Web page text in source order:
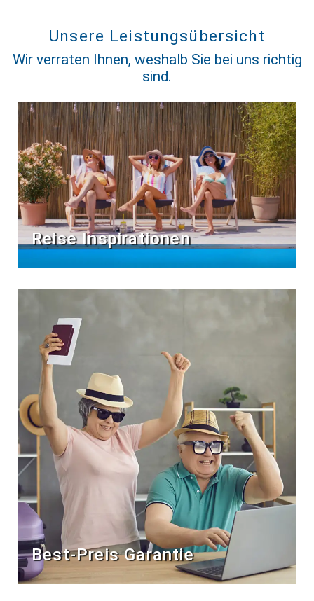
Unsere Leistungsübersicht
Wir verraten Ihnen, weshalb Sie bei uns richtig
sind.
Reise Inspirationen
Best-Preis Garantie